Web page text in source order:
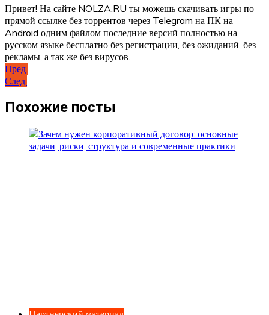
Привет! На сайте NOLZA.RU ты можешь скачивать игры по
прямой ссылке без торрентов через Telegram на ПК на
Android одним файлом последние версий полностью на
русском языке бесплатно без регистрации, без ожиданий, без
рекламы, а так же без вирусов.
Навигация
по
записям
Пред.
След.
Похожие посты